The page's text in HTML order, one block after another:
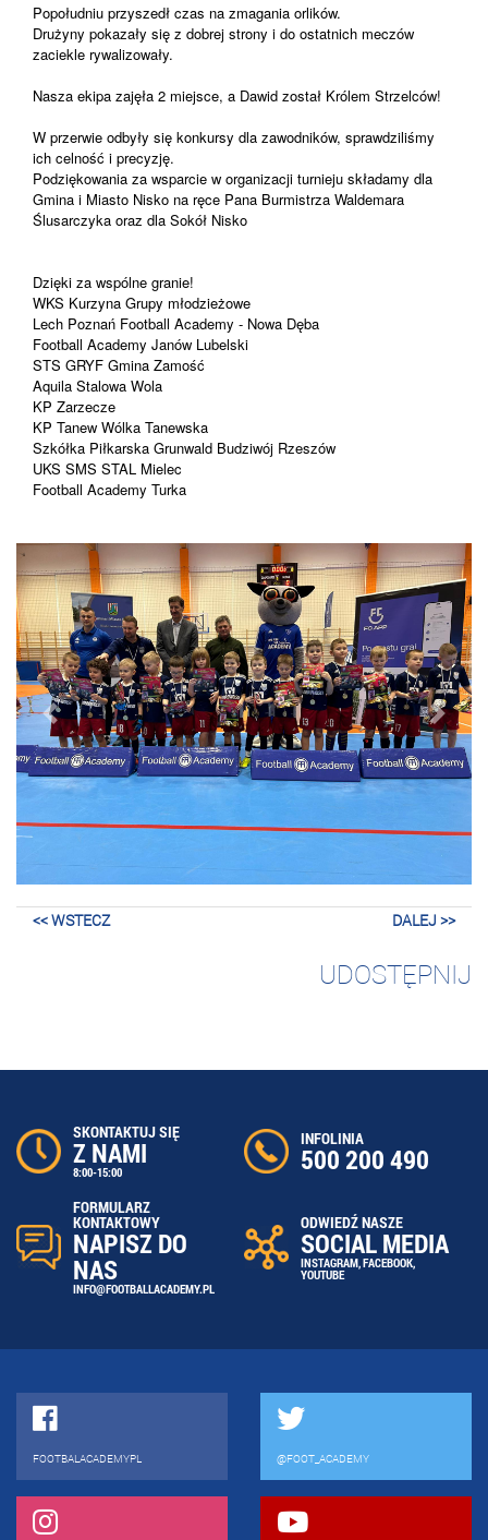
Popołudniu przyszedł czas na zmagania orlików.
Drużyny pokazały się z dobrej strony i do ostatnich meczów
zaciekle rywalizowały.
Nasza ekipa zajęła 2 miejsce, a Dawid został Królem Strzelców!
W przerwie odbyły się konkursy dla zawodników, sprawdziliśmy
ich celność i precyzję.
Podziękowania za wsparcie w organizacji turnieju składamy dla
Gmina i Miasto Nisko na ręce Pana Burmistrza Waldemara
Ślusarczyka oraz dla Sokół Nisko
Dzięki za wspólne granie!
WKS Kurzyna Grupy młodzieżowe
Lech Poznań Football Academy - Nowa Dęba
Football Academy Janów Lubelski
STS GRYF Gmina Zamość
Aquila Stalowa Wola
KP Zarzecze
KP Tanew Wólka Tanewska
Szkółka Piłkarska Grunwald Budziwój Rzeszów
UKS SMS STAL Mielec
Football Academy Turka
wstecz dalej
<< WSTECZ DALEJ >>
UDOSTĘPNIJ
SKONTAKTUJ SIĘ
Z NAMI
8:00-15:00
INFOLINIA
500 200 490
FORMULARZ
KONTAKTOWY
NAPISZ DO
NAS
INFO@FOOTBALLACADEMY.PL
ODWIEDŹ NASZE
SOCIAL MEDIA
INSTAGRAM,FACEBOOK,
YOUTUBE
FOOTBALACADEMYPL @FOOT_ACADEMY